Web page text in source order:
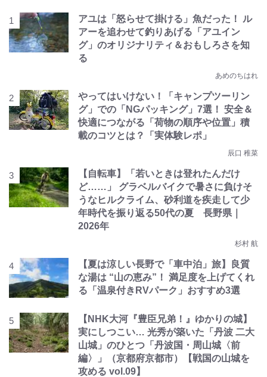
アユは「怒らせて掛ける」魚だった！ ル
アーを追わせて釣りあげる「アユイン
グ」のオリジナリティ＆おもしろさを知
る
あめのちはれ
やってはいけない！「キャンプツーリン
グ」での「NGパッキング」7選！ 安全＆
快適につながる「荷物の順序や位置」積
載のコツとは？「実体験レポ」
辰口 稚菜
【自転車】「若いときは登れたんだけ
ど……」 グラベルバイクで暑さに負けそ
うなヒルクライム、砂利道を疾走して少
年時代を振り返る50代の夏 長野県｜
2026年
杉村 航
【夏は涼しい長野で「車中泊」旅】良質
な湯は “山の恵み”！ 満足度を上げてくれ
る「温泉付きRVパーク」おすすめ3選
【NHK大河『豊臣兄弟！』ゆかりの城】
実にしつこい… 光秀が築いた「丹波 二大
山城」のひとつ「丹波国・周山城〈前
編〉」（京都府京都市）【戦国の山城を
攻める vol.09】